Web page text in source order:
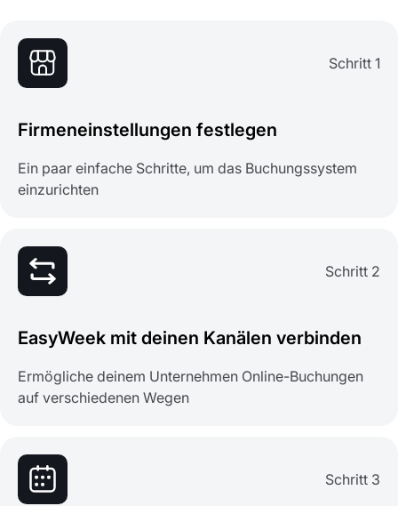
Schritt 1
Firmeneinstellungen festlegen
Ein paar einfache Schritte, um das Buchungssystem
einzurichten
Schritt 2
EasyWeek mit deinen Kanälen verbinden
Ermögliche deinem Unternehmen Online-Buchungen
auf verschiedenen Wegen
Schritt 3